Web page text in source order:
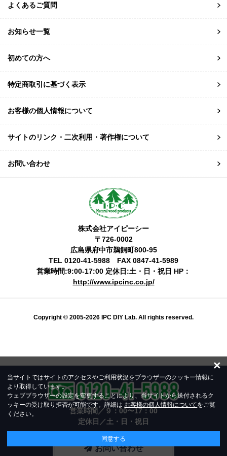
当サイトではサイトのアクセスやご利用状況をブラウザーのクッキー情報に
より取得しています。
ウェブブラウザーの設定を変更することにより、当サイトから送付されるク
ッキーの受け取り拒否が可能です。詳細は お客様の個人情報についてをご覧
ください。
同意する
×
よくあるご質問
お知らせ一覧
初めての方へ
特定商取引に基づく表示
お客様の個人情報について
サイトのリンク・二次利用・著作権について
お問い合わせ
株式会社アイピーシー
〒726-0002
広島県府中市鵜飼町800-95
TEL 0120-41-5988 FAX 0847-41-5989
営業時間:9:00-17:00 定休日:土・日・祝日 HP：
http://www.ipcinc.co.jp/
Copyright © 2005-2026 IPC DIY Lab. All rights reserved.
営業時間／９：00〜17：00
定休日／土・日・祝日
お問い合わせ